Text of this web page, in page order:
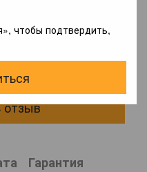
чтобы подтвердить,
отзыв
Гарантия